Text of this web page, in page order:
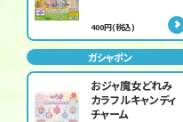
400円(税込)
ガシャポン
おジャ魔女どれみ
カラフルキャンディ
チャーム